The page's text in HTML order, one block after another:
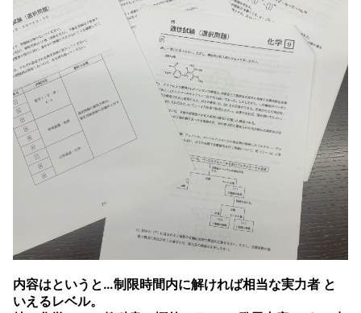
内容はというと…制限時間内に解ければ相当な実力者 と
いえるレベル。